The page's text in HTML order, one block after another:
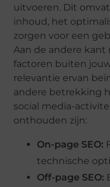
uitvoeren. Dit
inhoud, het
zorgen voor een
Aan de andere kant
factoren buiten
relevantie ervan
andere betrekking
social media-
onthouden zijn:
On-page SEO:
technische
Off-page SEO: